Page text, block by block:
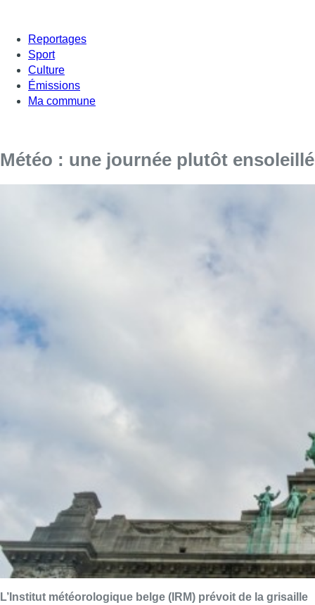
Reportages
Sport
Culture
Émissions
Ma commune
Météo : une journée plutôt ensoleillé
L’Institut météorologique belge (IRM) prévoit de la grisaille